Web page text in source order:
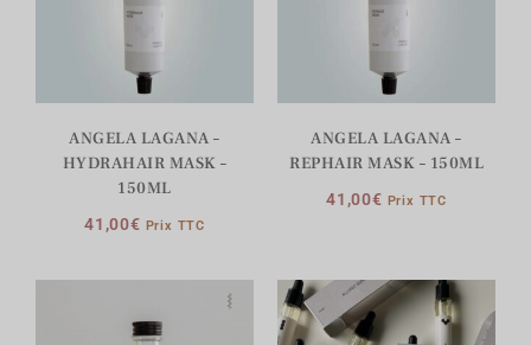
ANGELA LAGANA –
HYDRAHAIR MASK –
150ML
41,00€ Prix TTC
ANGELA LAGANA –
REPHAIR MASK – 150ML
41,00€ Prix TTC